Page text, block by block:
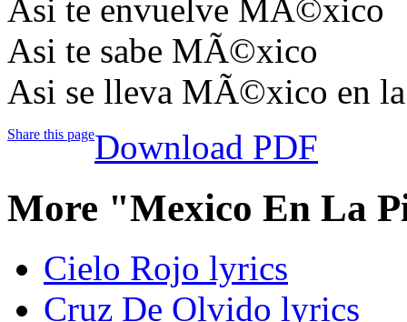
Asi te envuelve MÃ©xico
Asi te sabe MÃ©xico
Asi se lleva MÃ©xico en
Share this pageDownload PDF
More "Mexico En La
Cielo Rojo lyrics
Cruz De Olvido lyrics